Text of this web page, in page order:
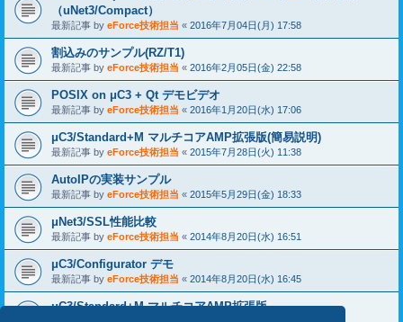
（uNet3/Compact）
最新記事 by eForce技術担当 « 2016年7月04日(月) 17:58
割込みのサンプル(RZ/T1)
最新記事 by eForce技術担当 « 2016年2月05日(金) 22:58
POSIX on μC3 + Qt デモビデオ
最新記事 by eForce技術担当 « 2016年1月20日(水) 17:06
μC3/Standard+M マルチコアAMP拡張版(簡易説明)
最新記事 by eForce技術担当 « 2015年7月28日(火) 11:38
AutoIPの実装サンプル
最新記事 by eForce技術担当 « 2015年5月29日(金) 18:33
μNet3/SSL性能比較
最新記事 by eForce技術担当 « 2014年8月20日(水) 16:51
μC3/Configurator デモ
最新記事 by eForce技術担当 « 2014年8月20日(水) 16:45
μC3/Standard+M マルチコアAMP拡張版